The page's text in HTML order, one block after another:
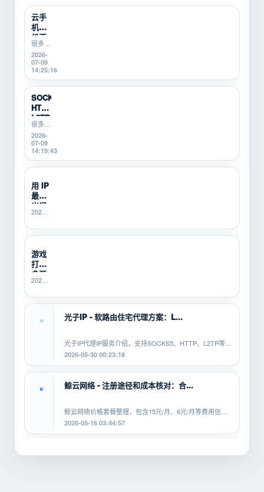
云手
机挂
机不
稳定
怎么
办？
游戏
搬砖
新
手...
很多游
戏搬
砖、游
戏打金
新手在
使用云
手机挂
机时，
会遇到
掉线、
卡顿、
登录异
常、运
等问
文从...
2026-
07-09
14:25:16
SOCKS5、
HTTP、
L2TP/P...
很多游
戏搬
砖、游
戏打
金、多
开挂机
手，不
知道
SOCKS5、
HTTP、
有什...
2026-
07-09
14:19:43
用 IP
最怕
出问
题没
管？
2026-
21:40:14
游戏
打金
多开
总翻
先用
2026-
16:14:49
光子IP - 软路由住宅代理方案：L...
光子IP代理IP服务介绍，支持SOCKS5、HTTP、L2TP等协
议，适配安卓、PC、软路由等平...
2026-05-30 00:23:18
鲸云网络 - 注册途径和成本核对：合...
鲸云网络价格套餐整理，包含15元/月、6元/月等费用信
息，覆盖SOCKS5、HTTP、L2TP等...
2026-05-16 03:44:57